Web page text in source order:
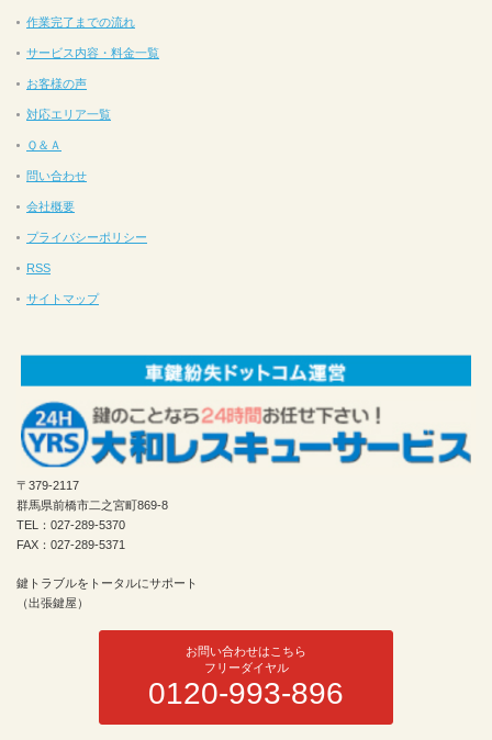
作業完了までの流れ
サービス内容・料金一覧
お客様の声
対応エリア一覧
Ｑ＆Ａ
問い合わせ
会社概要
プライバシーポリシー
RSS
サイトマップ
〒379-2117
群馬県前橋市二之宮町869-8
TEL：027-289-5370
FAX：027-289-5371
鍵トラブルをトータルにサポート
（出張鍵屋）
お問い合わせはこちら
フリーダイヤル
0120-993-896